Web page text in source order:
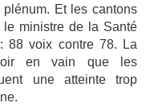
Et les cantons
ministre de la Santé
88 voix contre 78. La
en vain que les
une atteinte trop